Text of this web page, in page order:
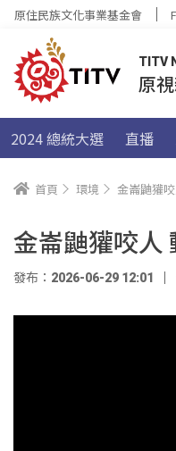
原住民族文化事業基金會
TITV
原
2024 總統大選 直播
首頁 環境 金崙鼬獾
金崙鼬獾咬人
發布：2026-06-29 12:01